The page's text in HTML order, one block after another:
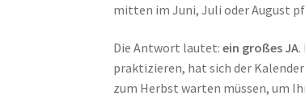
mitten im Juni, Juli oder August
Die Antwort lautet:ein großes JA
praktizieren, hat sich der
zum Herbst warten müssen, um